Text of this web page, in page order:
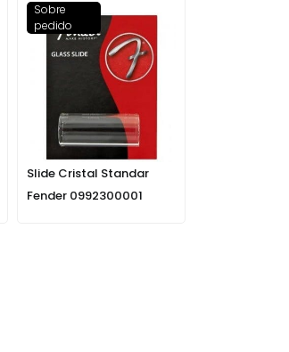
Sobre
pedido
Slide Cristal Standar
Fender 0992300001